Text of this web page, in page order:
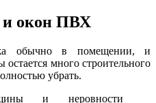
и окон ПВХ
обычно в помещении, и
много строительного
убрать.
и неровности